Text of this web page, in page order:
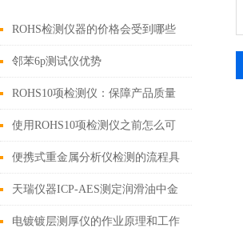
ROHS检测仪器的价格会受到哪些
因素的影响
邻苯6p测试仪优势
ROHS10项检测仪：保障产品质量
和环境安全的利器
使用ROHS10项检测仪之前怎么可
以不了解这些！
便携式重金属分析仪检测的流程具
体如下
天瑞仪器ICP-AES测定润滑油中金
属元素
电镀镀层测厚仪的作业原理和工作